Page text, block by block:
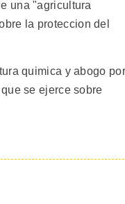
una "agricultura
la proteccion del
quimica y abogo por
se ejerce sobre